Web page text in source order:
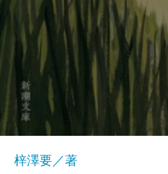
梓澤要／著